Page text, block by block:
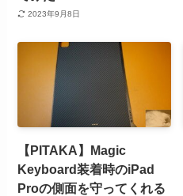
2023年9月8日
【PITAKA】Magic
Keyboard装着時のiPad
Proの側面を守ってくれる